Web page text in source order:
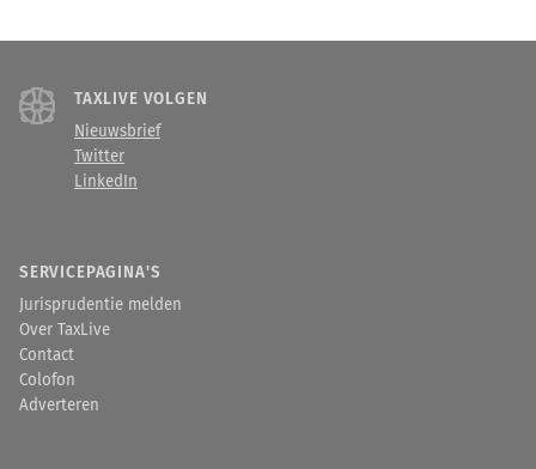
TAXLIVE VOLGEN
Nieuwsbrief
Twitter
LinkedIn
SERVICEPAGINA'S
Jurisprudentie melden
Over TaxLive
Contact
Colofon
Adverteren